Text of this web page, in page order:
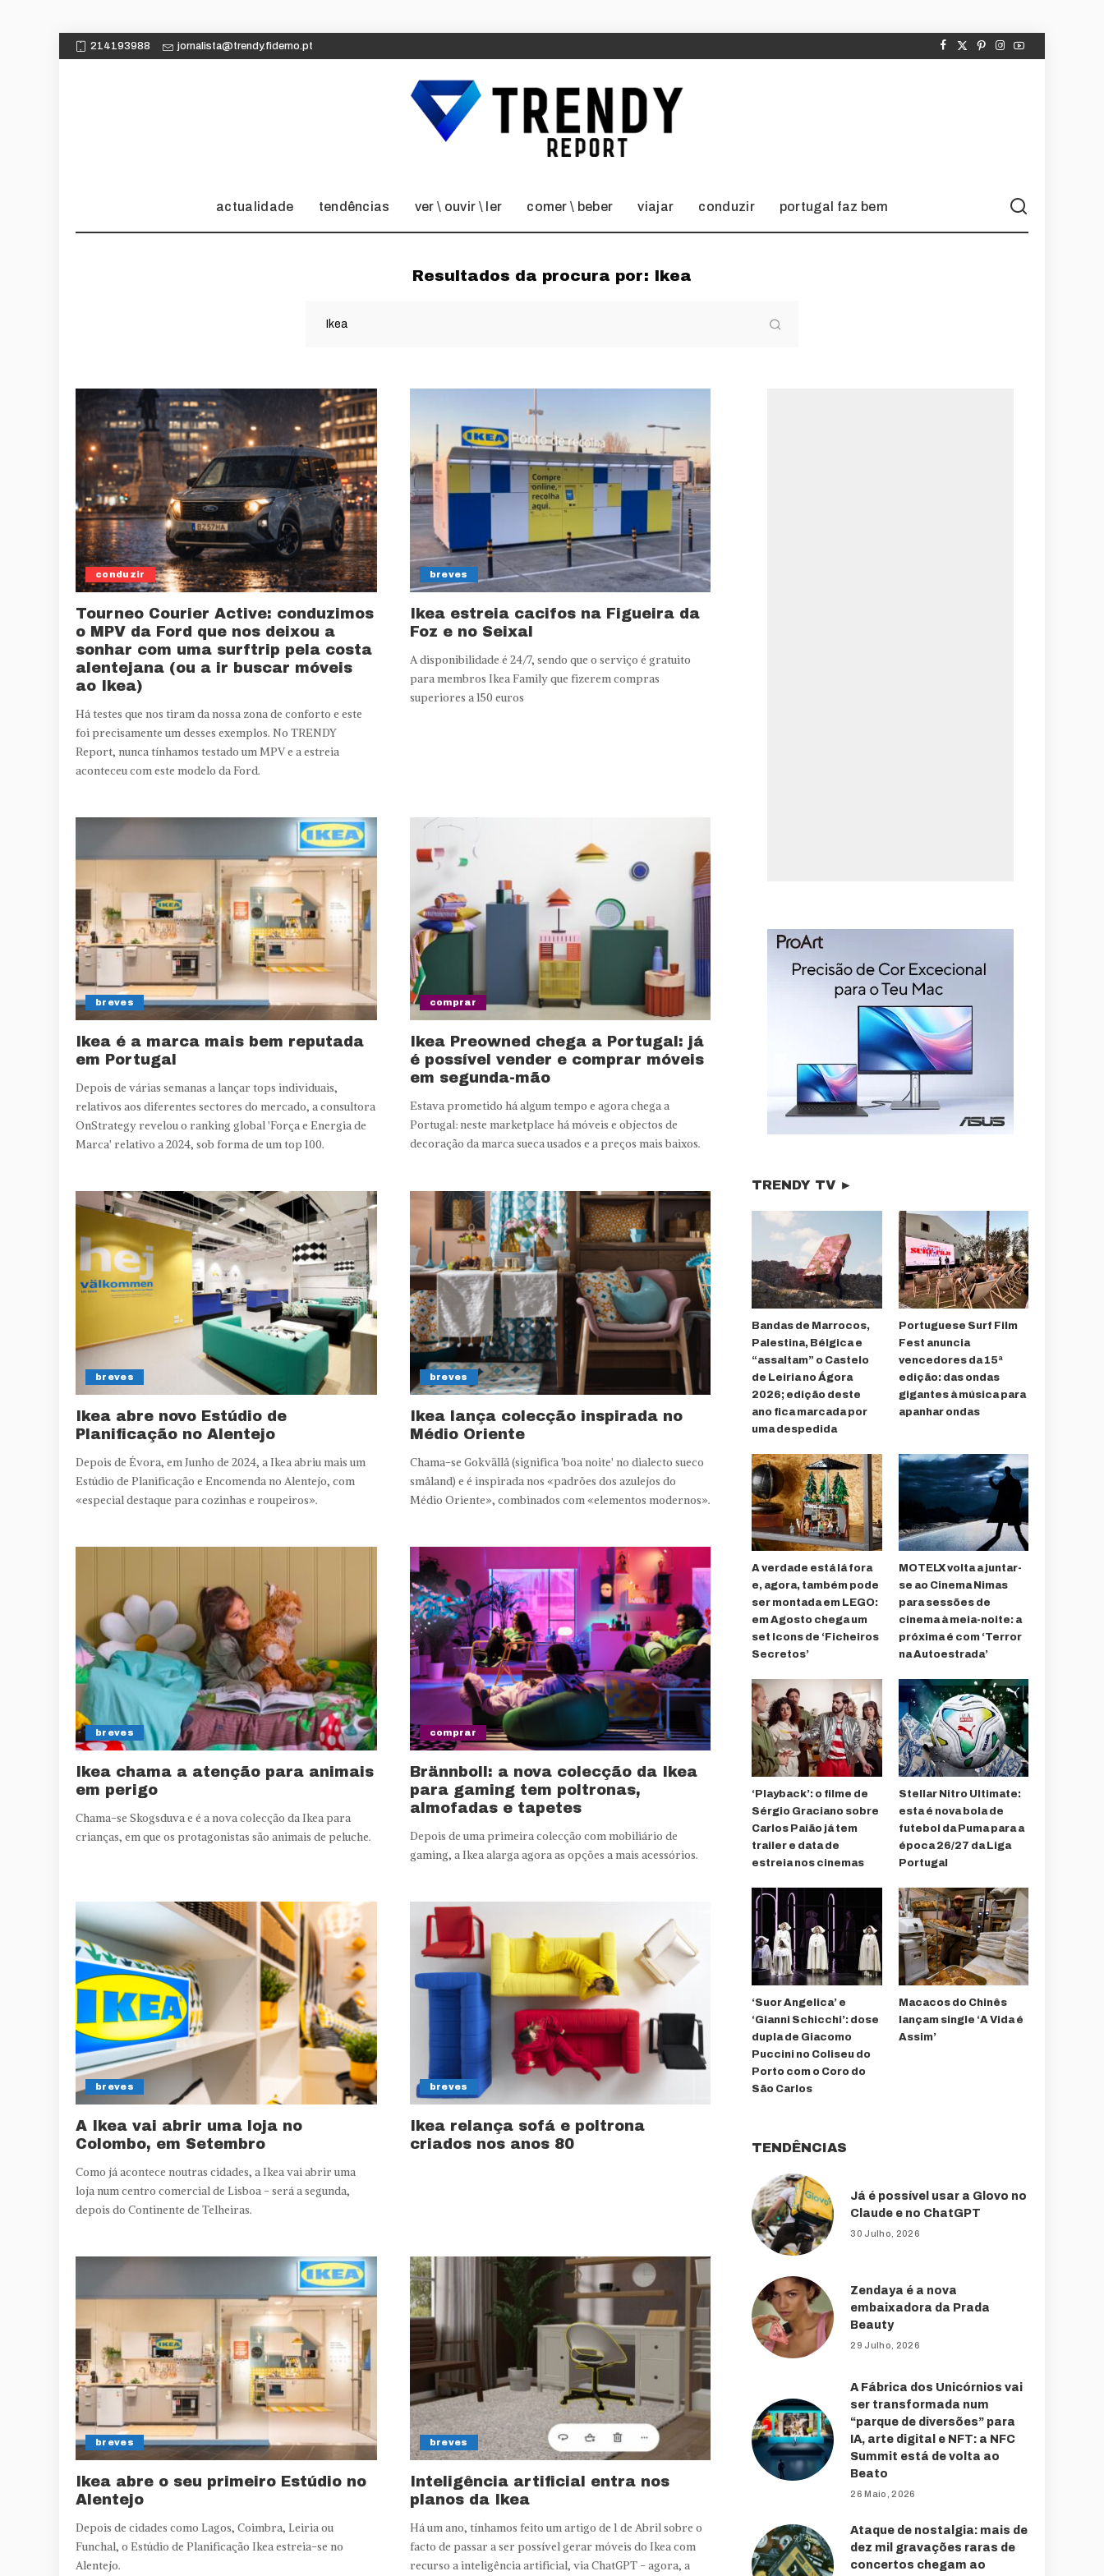
214193988 jornalista@trendy.fidemo.pt
actualidade tendências ver \ ouvir \ ler comer \ beber viajar conduzir portugal faz bem
Resultados da procura por: Ikea
conduzir
Tourneo Courier Active: conduzimos
o MPV da Ford que nos deixou a
sonhar com uma surftrip pela costa
alentejana (ou a ir buscar móveis
ao Ikea)
Há testes que nos tiram da nossa zona de conforto e este
foi precisamente um desses exemplos. No TRENDY
Report, nunca tínhamos testado um MPV e a estreia
aconteceu com este modelo da Ford.
breves
Ikea estreia cacifos na Figueira da
Foz e no Seixal
A disponibilidade é 24/7, sendo que o serviço é gratuito
para membros Ikea Family que fizerem compras
superiores a 150 euros
breves
Ikea é a marca mais bem reputada
em Portugal
Depois de várias semanas a lançar tops individuais,
relativos aos diferentes sectores do mercado, a consultora
OnStrategy revelou o ranking global 'Força e Energia de
Marca' relativo a 2024, sob forma de um top 100.
comprar
Ikea Preowned chega a Portugal: já
é possível vender e comprar móveis
em segunda-mão
Estava prometido há algum tempo e agora chega a
Portugal: neste marketplace há móveis e objectos de
decoração da marca sueca usados e a preços mais baixos.
breves
Ikea abre novo Estúdio de
Planificação no Alentejo
Depois de Évora, em Junho de 2024, a Ikea abriu mais um
Estúdio de Planificação e Encomenda no Alentejo, com
«especial destaque para cozinhas e roupeiros».
breves
Ikea lança colecção inspirada no
Médio Oriente
Chama-se Gokvällå (significa 'boa noite' no dialecto sueco
småland) e é inspirada nos «padrões dos azulejos do
Médio Oriente», combinados com «elementos modernos».
breves
Ikea chama a atenção para animais
em perigo
Chama-se Skogsduva e é a nova colecção da Ikea para
crianças, em que os protagonistas são animais de peluche.
comprar
Brännboll: a nova colecção da Ikea
para gaming tem poltronas,
almofadas e tapetes
Depois de uma primeira colecção com mobiliário de
gaming, a Ikea alarga agora as opções a mais acessórios.
breves
A Ikea vai abrir uma loja no
Colombo, em Setembro
Como já acontece noutras cidades, a Ikea vai abrir uma
loja num centro comercial de Lisboa - será a segunda,
depois do Continente de Telheiras.
breves
Ikea relança sofá e poltrona
criados nos anos 80
breves
Ikea abre o seu primeiro Estúdio no
Alentejo
Depois de cidades como Lagos, Coimbra, Leiria ou
Funchal, o Estúdio de Planificação Ikea estreia-se no
Alentejo.
breves
Inteligência artificial entra nos
planos da Ikea
Há um ano, tínhamos feito um artigo de 1 de Abril sobre o
facto de passar a ser possível gerar móveis do Ikea com
recurso a inteligência artificial, via ChatGPT - agora, a
TRENDY TV ►
Bandas de Marrocos,
Palestina, Bélgica e
“assaltam” o Castelo
de Leiria no Ágora
2026; edição deste
ano fica marcada por
uma despedida
Portuguese Surf Film
Fest anuncia
vencedores da 15ª
edição: das ondas
gigantes à música para
apanhar ondas
A verdade está lá fora
e, agora, também pode
ser montada em LEGO:
em Agosto chega um
set Icons de ‘Ficheiros
Secretos’
MOTELX volta a juntar-
se ao Cinema Nimas
para sessões de
cinema à meia-noite: a
próxima é com ‘Terror
na Autoestrada’
‘Playback’: o filme de
Sérgio Graciano sobre
Carlos Paião já tem
trailer e data de
estreia nos cinemas
Stellar Nitro Ultimate:
esta é nova bola de
futebol da Puma para a
época 26/27 da Liga
Portugal
‘Suor Angelica’ e
‘Gianni Schicchi’: dose
dupla de Giacomo
Puccini no Coliseu do
Porto com o Coro do
São Carlos
Macacos do Chinês
lançam single ‘A Vida é
Assim’
TENDÊNCIAS
Já é possível usar a Glovo no
Claude e no ChatGPT
30 Julho, 2026
Zendaya é a nova
embaixadora da Prada
Beauty
29 Julho, 2026
A Fábrica dos Unicórnios vai
ser transformada num
“parque de diversões” para
IA, arte digital e NFT: a NFC
Summit está de volta ao
Beato
26 Maio, 2026
Ataque de nostalgia: mais de
dez mil gravações raras de
concertos chegam ao